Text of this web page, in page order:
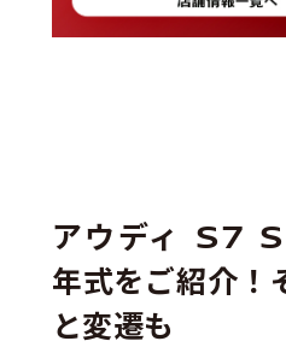
アウディ S7
年式をご紹介！
と変遷も